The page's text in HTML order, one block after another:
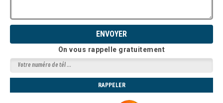
On vous rappelle gratuitement